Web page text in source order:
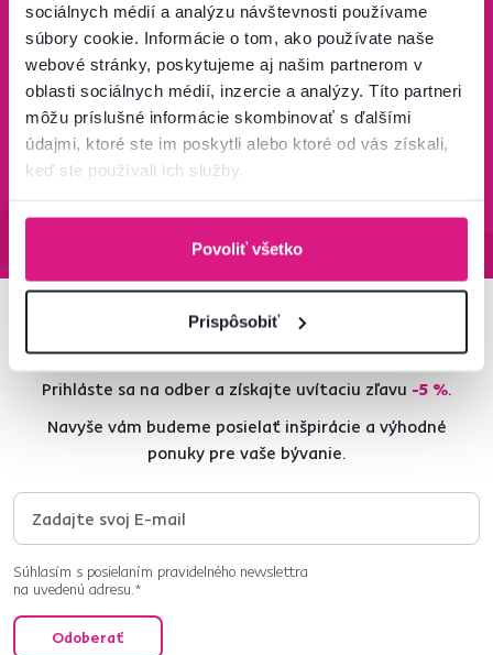
sociálnych médií a analýzu návštevnosti používame
súbory cookie. Informácie o tom, ako používate naše
webové stránky, poskytujeme aj našim partnerom v
oblasti sociálnych médií, inzercie a analýzy. Títo partneri
môžu príslušné informácie skombinovať s ďalšími
údajmi, ktoré ste im poskytli alebo ktoré od vás získali,
keď ste používali ich služby.
Povoliť všetko
Prispôsobiť
Bezpečný nákup
Zistiť viac
Doprava od 199 €
zadarmo
Zisti viac
Zistiť viac
Zistiť viac
Newsletter
Prihláste sa na odber a získajte uvítaciu zľavu -5 %.
Navyše vám budeme posielať inšpirácie a výhodné
ponuky pre vaše bývanie.
Súhlasím s posielaním pravidelného newslettra
na uvedenú adresu.*
Odoberať